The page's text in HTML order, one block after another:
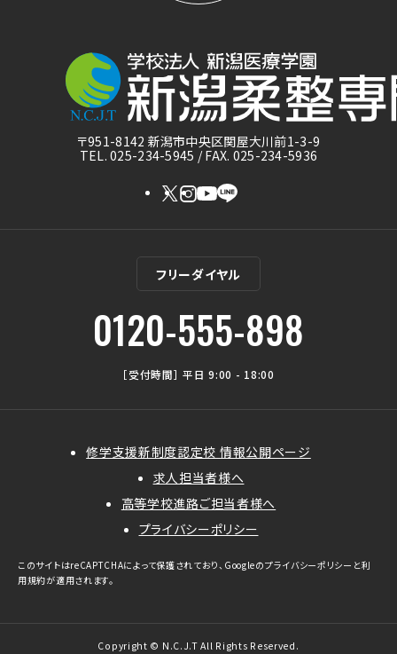
〒951-8142 新潟市中央区関屋大川前1-3-9
TEL. 025-234-5945 / FAX. 025-234-5936
フリーダイヤル
0120-555-898
［受付時間］ 平日 9:00 - 18:00
修学支援新制度認定校 情報公開ページ
求人担当者様へ
高等学校進路ご担当者様へ
プライバシーポリシー
Copyright © N.C.J.T All Rights Reserved.
このサイトはreCAPTCHAによって保護されており、Googleのプライバシーポリシー と利
用規約が適用されます。